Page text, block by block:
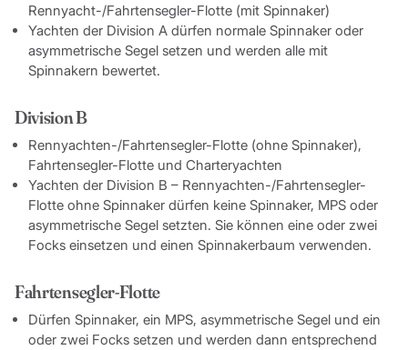
Rennyacht-/Fahrtensegler-Flotte (mit Spinnaker)
Yachten der Division A dürfen normale Spinnaker oder
asymmetrische Segel setzen und werden alle mit
Spinnakern bewertet.
Division B
Rennyachten-/Fahrtensegler-Flotte (ohne Spinnaker),
Fahrtensegler-Flotte und Charteryachten
Yachten der Division B – Rennyachten-/Fahrtensegler-
Flotte ohne Spinnaker dürfen keine Spinnaker, MPS oder
asymmetrische Segel setzten. Sie können eine oder zwei
Focks einsetzen und einen Spinnakerbaum verwenden.
Fahrtensegler-Flotte
Dürfen Spinnaker, ein MPS, asymmetrische Segel und ein
oder zwei Focks setzen und werden dann entsprechend